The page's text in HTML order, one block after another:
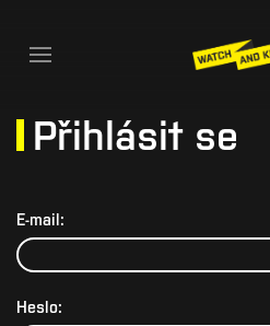
Přihlásit se
E-mail:
Heslo: